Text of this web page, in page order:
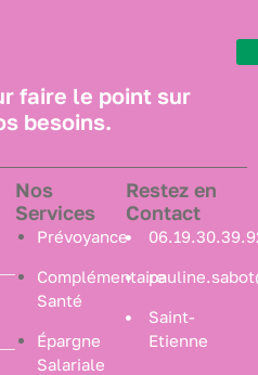
faire le point sur
besoins.
Nos
Services
Prévoyance
Complémentaire
Santé
Épargne
Salariale
Restez en
Contact
Saint-
Etienne